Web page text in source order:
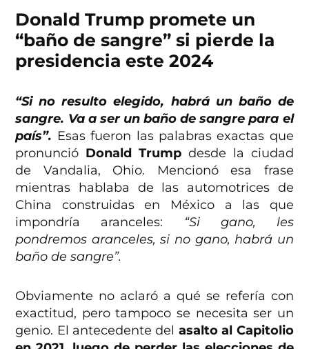
Donald Trump promete un
“baño de sangre” si pierde la
presidencia este 2024
“Si no resulto elegido, habrá un baño de
sangre. Va a ser un baño de sangre para el
país”. Esas fueron las palabras exactas que
pronunció Donald Trump desde la ciudad
de Vandalia, Ohio. Mencionó esa frase
mientras hablaba de las automotrices de
China construidas en México a las que
impondría aranceles:
“Si gano, les
pondremos aranceles, si no gano, habrá un
baño de sangre”.
Obviamente no aclaró a qué se refería con
exactitud, pero tampoco se necesita ser un
genio. El antecedente del asalto al Capitolio